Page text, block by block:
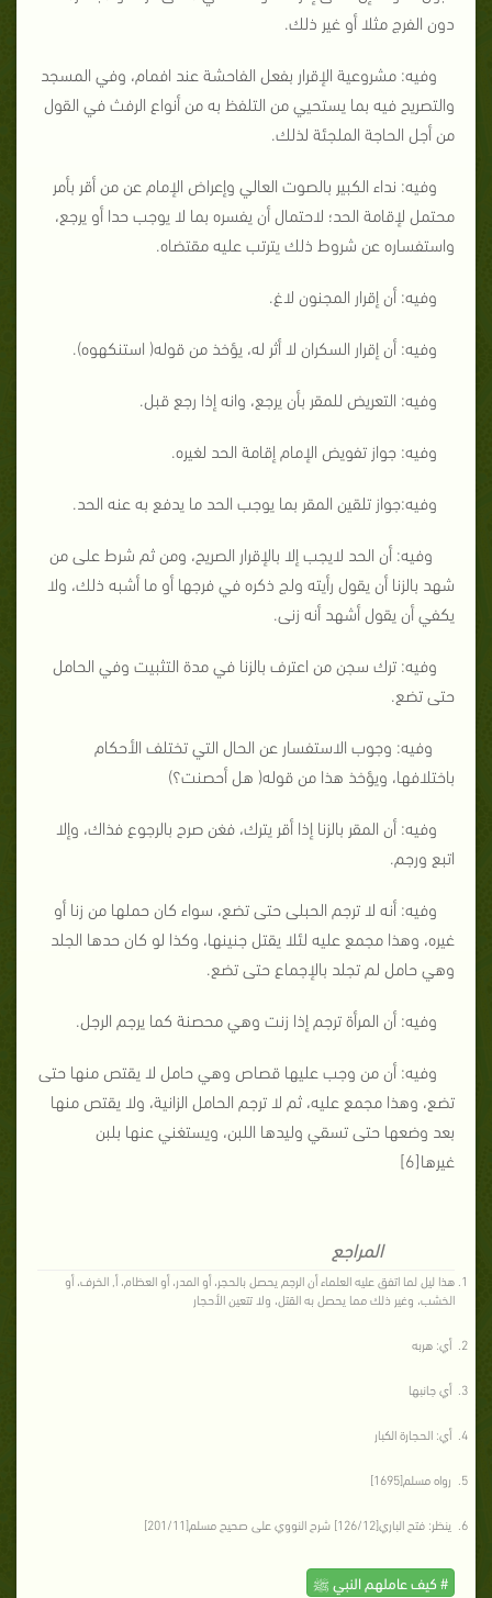
دون الفرج مثلا أو غير ذلك.
وفيه: مشروعية الإقرار بفعل الفاحشة عند افمام، وفي المسجد
والتصريح فيه بما يستحيي من التلفظ به من أنواع الرفث في القول
من أجل الحاجة الملجئة لذلك.
وفيه: نداء الكبير بالصوت العالي وإعراض الإمام عن من أقر بأمر
محتمل لإقامة الحد؛ لاحتمال أن يفسره بما لا يوجب حدا أو يرجع،
واستفساره عن شروط ذلك يترتب عليه مقتضاه.
وفيه: أن إقرار المجنون لاغ.
وفيه: أن إقرار السكران لا أثر له، يؤخذ من قوله( استنكهوه).
وفيه: التعريض للمقر بأن يرجع، وانه إذا رجع قبل.
وفيه: جواز تفويض الإمام إقامة الحد لغيره.
وفيه:جواز تلقين المقر بما يوجب الحد ما يدفع به عنه الحد.
وفيه: أن الحد لايجب إلا بالإقرار الصريح، ومن ثم شرط على من
شهد بالزنا أن يقول رأيته ولج ذكره في فرجها أو ما أشبه ذلك، ولا
يكفي أن يقول أشهد أنه زنى.
وفيه: ترك سجن من اعترف بالزنا في مدة التثبيت وفي الحامل
حتى تضع.
وفيه: وجوب الاستفسار عن الحال التي تختلف الأحكام
باختلافها، ويؤخذ هذا من قوله( هل أحصنت؟)
وفيه: أن المقر بالزنا إذا أقر يترك، فغن صرح بالرجوع فذاك، وإلا
اتبع ورجم.
وفيه: أنه لا ترجم الحبلى حتى تضع، سواء كان حملها من زنا أو
غيره، وهذا مجمع عليه لئلا يقتل جنينها، وكذا لو كان حدها الجلد
وهي حامل لم تجلد بالإجماع حتى تضع.
وفيه: أن المرأة ترجم إذا زنت وهي محصنة كما يرجم الرجل.
وفيه: أن من وجب عليها قصاص وهي حامل لا يقتص منها حتى
تضع، وهذا مجمع عليه، ثم لا ترجم الحامل الزانية، ولا يقتص منها
بعد وضعها حتى تسقي وليدها اللبن، ويستغني عنها بلبن
غيرها[6]
المراجع
هذا ليل لما اتفق عليه العلماء أن الرجم يحصل بالحجر، أو المدر، أو العظام، أ, الخرف، أو
الخشب، وغير ذلك مما يحصل به القتل، ولا تتعين الأحجار
أي: هربه
أي جانبها
أي: الحجارة الكبار
رواه مسلم[1695]
ينظر: فتح الباري[126/12] شرح النووي على صحيح مسلم[201/11]
# كيف عاملهم النبي ﷺ